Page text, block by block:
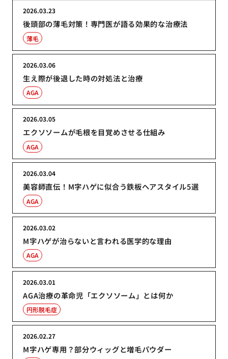
後頭部の薄毛対策！専門医が語る効果的な治療法
2026.03.23
薄毛
生え際が後退した時の対処法と治療
2026.03.06
AGA
エクソソームが毛根を目覚めさせる仕組み
2026.03.05
AGA
美容師直伝！M字ハゲに似合う鉄板ヘアスタイル5選
2026.03.04
AGA
M字ハゲが治らないと言われる医学的な理由
2026.03.02
AGA
AGA治療の革命児「エクソソーム」とは何か
2026.03.01
円形脱毛症
M字ハゲ専用？部分ウィッグと増毛パウダー
2026.02.27